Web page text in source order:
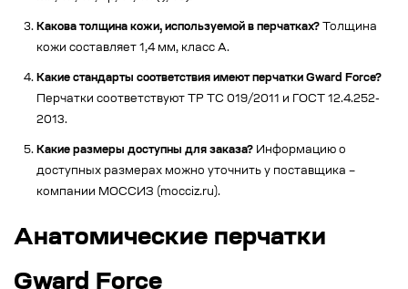
Какова толщина кожи, используемой в перчатках? Толщина
кожи составляет 1,4 мм, класс А.
Какие стандарты соответствия имеют перчатки Gward Force?
Перчатки соответствуют ТР ТС 019/2011 и ГОСТ 12.4.252-
2013.
Какие размеры доступны для заказа? Информацию о
доступных размерах можно уточнить у поставщика –
компании МОССИЗ (mocciz.ru).
Анатомические перчатки
Gward Force